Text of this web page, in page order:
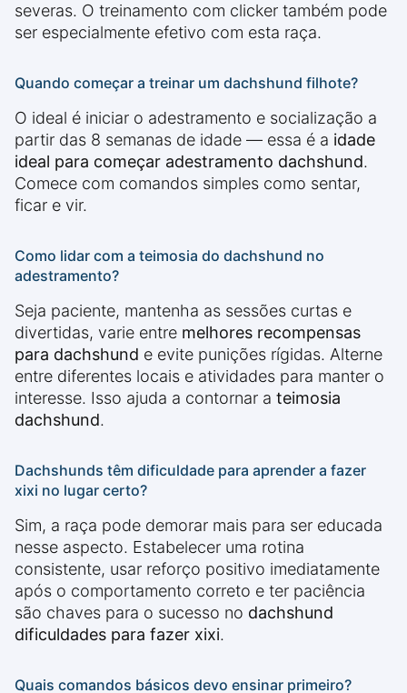
severas. O treinamento com clicker também pode
ser especialmente efetivo com esta raça.
Quando começar a treinar um dachshund filhote?
O ideal é iniciar o adestramento e socialização a
partir das 8 semanas de idade — essa é a idade
ideal para começar adestramento dachshund.
Comece com comandos simples como sentar,
ficar e vir.
Como lidar com a teimosia do dachshund no
adestramento?
Seja paciente, mantenha as sessões curtas e
divertidas, varie entre melhores recompensas
para dachshund e evite punições rígidas. Alterne
entre diferentes locais e atividades para manter o
interesse. Isso ajuda a contornar a teimosia
dachshund.
Dachshunds têm dificuldade para aprender a fazer
xixi no lugar certo?
Sim, a raça pode demorar mais para ser educada
nesse aspecto. Estabelecer uma rotina
consistente, usar reforço positivo imediatamente
após o comportamento correto e ter paciência
são chaves para o sucesso no dachshund
dificuldades para fazer xixi.
Quais comandos básicos devo ensinar primeiro?